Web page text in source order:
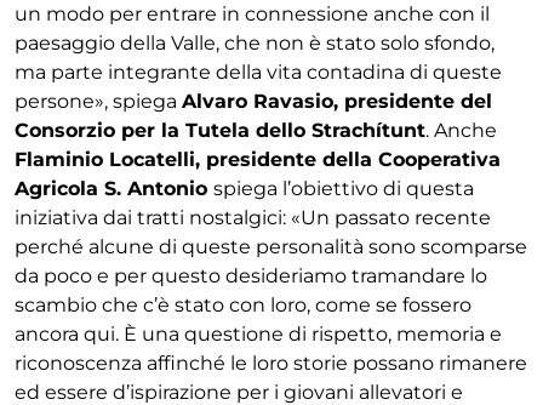
un modo per entrare in connessione anche con il
paesaggio della Valle, che non è stato solo sfondo,
ma parte integrante della vita contadina di queste
persone», spiega Alvaro Ravasio, presidente del
Consorzio per la Tutela dello Strachítunt. Anche
Flaminio Locatelli, presidente della Cooperativa
Agricola S. Antonio spiega l’obiettivo di questa
iniziativa dai tratti nostalgici: «Un passato recente
perché alcune di queste personalità sono scomparse
da poco e per questo desideriamo tramandare lo
scambio che c’è stato con loro, come se fossero
ancora qui. È una questione di rispetto, memoria e
riconoscenza affinché le loro storie possano rimanere
ed essere d’ispirazione per i giovani allevatori e